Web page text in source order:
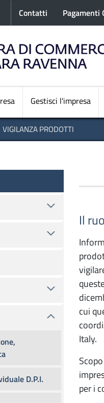
Menu profilo
Contatti Pagamenti
Gestisci l'impresa
VIGILANZA PRODOTTI
Il
cui
Italy.
per i
D.P.I.